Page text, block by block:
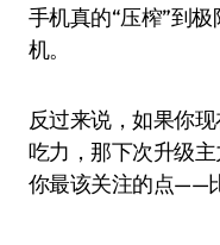
手机真的“压榨”到
机。
反过来说，如果你
吃力，那下次升级
你最该关注的点——